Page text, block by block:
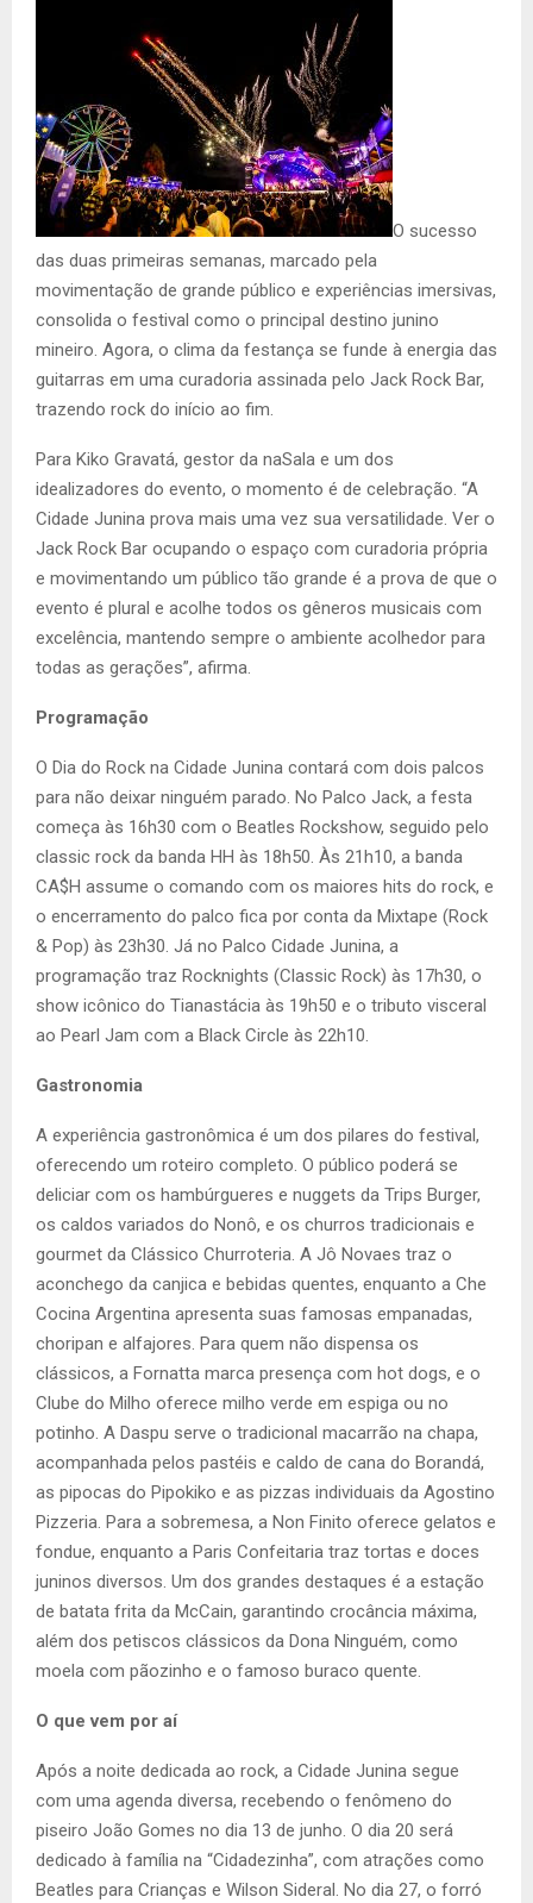
O sucesso
das duas primeiras semanas, marcado pela
movimentação de grande público e experiências imersivas,
consolida o festival como o principal destino junino
mineiro. Agora, o clima da festança se funde à energia das
guitarras em uma curadoria assinada pelo Jack Rock Bar,
trazendo rock do início ao fim.
Para Kiko Gravatá, gestor da naSala e um dos
idealizadores do evento, o momento é de celebração. “A
Cidade Junina prova mais uma vez sua versatilidade. Ver o
Jack Rock Bar ocupando o espaço com curadoria própria
e movimentando um público tão grande é a prova de que o
evento é plural e acolhe todos os gêneros musicais com
excelência, mantendo sempre o ambiente acolhedor para
todas as gerações”, afirma.
Programação
O Dia do Rock na Cidade Junina contará com dois palcos
para não deixar ninguém parado. No Palco Jack, a festa
começa às 16h30 com o Beatles Rockshow, seguido pelo
classic rock da banda HH às 18h50. Às 21h10, a banda
CA$H assume o comando com os maiores hits do rock, e
o encerramento do palco fica por conta da Mixtape (Rock
& Pop) às 23h30. Já no Palco Cidade Junina, a
programação traz Rocknights (Classic Rock) às 17h30, o
show icônico do Tianastácia às 19h50 e o tributo visceral
ao Pearl Jam com a Black Circle às 22h10.
Gastronomia
A experiência gastronômica é um dos pilares do festival,
oferecendo um roteiro completo. O público poderá se
deliciar com os hambúrgueres e nuggets da Trips Burger,
os caldos variados do Nonô, e os churros tradicionais e
gourmet da Clássico Churroteria. A Jô Novaes traz o
aconchego da canjica e bebidas quentes, enquanto a Che
Cocina Argentina apresenta suas famosas empanadas,
choripan e alfajores. Para quem não dispensa os
clássicos, a Fornatta marca presença com hot dogs, e o
Clube do Milho oferece milho verde em espiga ou no
potinho. A Daspu serve o tradicional macarrão na chapa,
acompanhada pelos pastéis e caldo de cana do Borandá,
as pipocas do Pipokiko e as pizzas individuais da Agostino
Pizzeria. Para a sobremesa, a Non Finito oferece gelatos e
fondue, enquanto a Paris Confeitaria traz tortas e doces
juninos diversos. Um dos grandes destaques é a estação
de batata frita da McCain, garantindo crocância máxima,
além dos petiscos clássicos da Dona Ninguém, como
moela com pãozinho e o famoso buraco quente.
O que vem por aí
Após a noite dedicada ao rock, a Cidade Junina segue
com uma agenda diversa, recebendo o fenômeno do
piseiro João Gomes no dia 13 de junho. O dia 20 será
dedicado à família na “Cidadezinha”, com atrações como
Beatles para Crianças e Wilson Sideral. No dia 27, o forró